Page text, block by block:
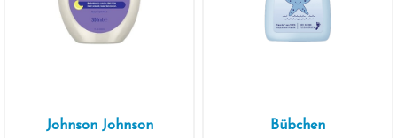
Johnson Johnson
Bübchen